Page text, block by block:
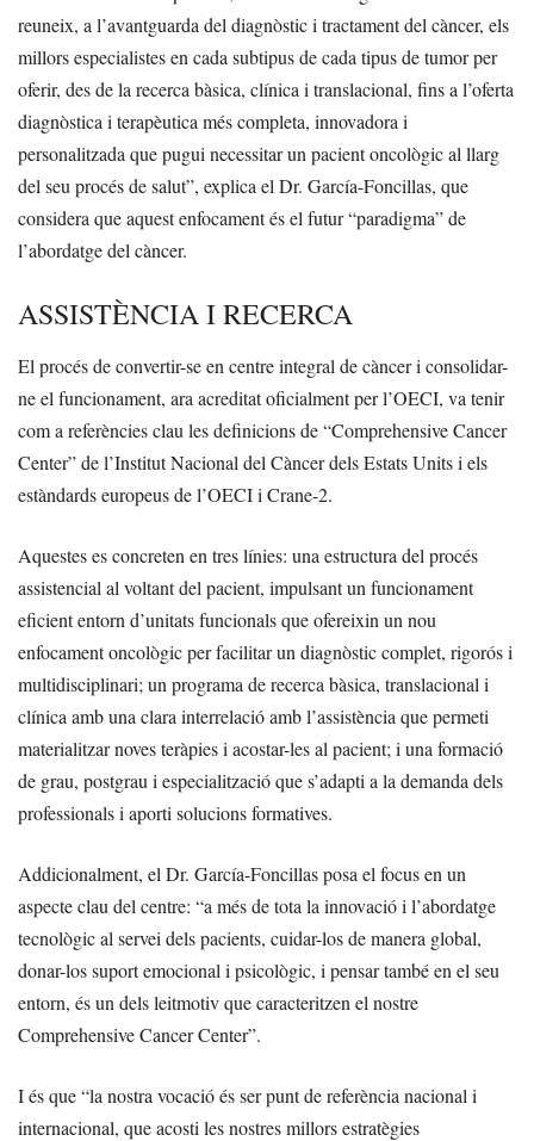
reuneix, a l’avantguarda del diagnòstic i tractament del càncer, els
millors especialistes en cada subtipus de cada tipus de tumor per
oferir, des de la recerca bàsica, clínica i translacional, fins a l’oferta
diagnòstica i terapèutica més completa, innovadora i
personalitzada que pugui necessitar un pacient oncològic al llarg
del seu procés de salut”, explica el Dr. García-Foncillas, que
considera que aquest enfocament és el futur “paradigma” de
l’abordatge del càncer.
ASSISTÈNCIA I RECERCA
El procés de convertir-se en centre integral de càncer i consolidar-
ne el funcionament, ara acreditat oficialment per l’OECI, va tenir
com a referències clau les definicions de “Comprehensive Cancer
Center” de l’Institut Nacional del Càncer dels Estats Units i els
estàndards europeus de l’OECI i Crane-2.
Aquestes es concreten en tres línies: una estructura del procés
assistencial al voltant del pacient, impulsant un funcionament
eficient entorn d’unitats funcionals que ofereixin un nou
enfocament oncològic per facilitar un diagnòstic complet, rigorós i
multidisciplinari; un programa de recerca bàsica, translacional i
clínica amb una clara interrelació amb l’assistència que permeti
materialitzar noves teràpies i acostar-les al pacient; i una formació
de grau, postgrau i especialització que s’adapti a la demanda dels
professionals i aporti solucions formatives.
Addicionalment, el Dr. García-Foncillas posa el focus en un
aspecte clau del centre: “a més de tota la innovació i l’abordatge
tecnològic al servei dels pacients, cuidar-los de manera global,
donar-los suport emocional i psicològic, i pensar també en el seu
entorn, és un dels leitmotiv que caracteritzen el nostre
Comprehensive Cancer Center”.
I és que “la nostra vocació és ser punt de referència nacional i
internacional, que acosti les nostres millors estratègies